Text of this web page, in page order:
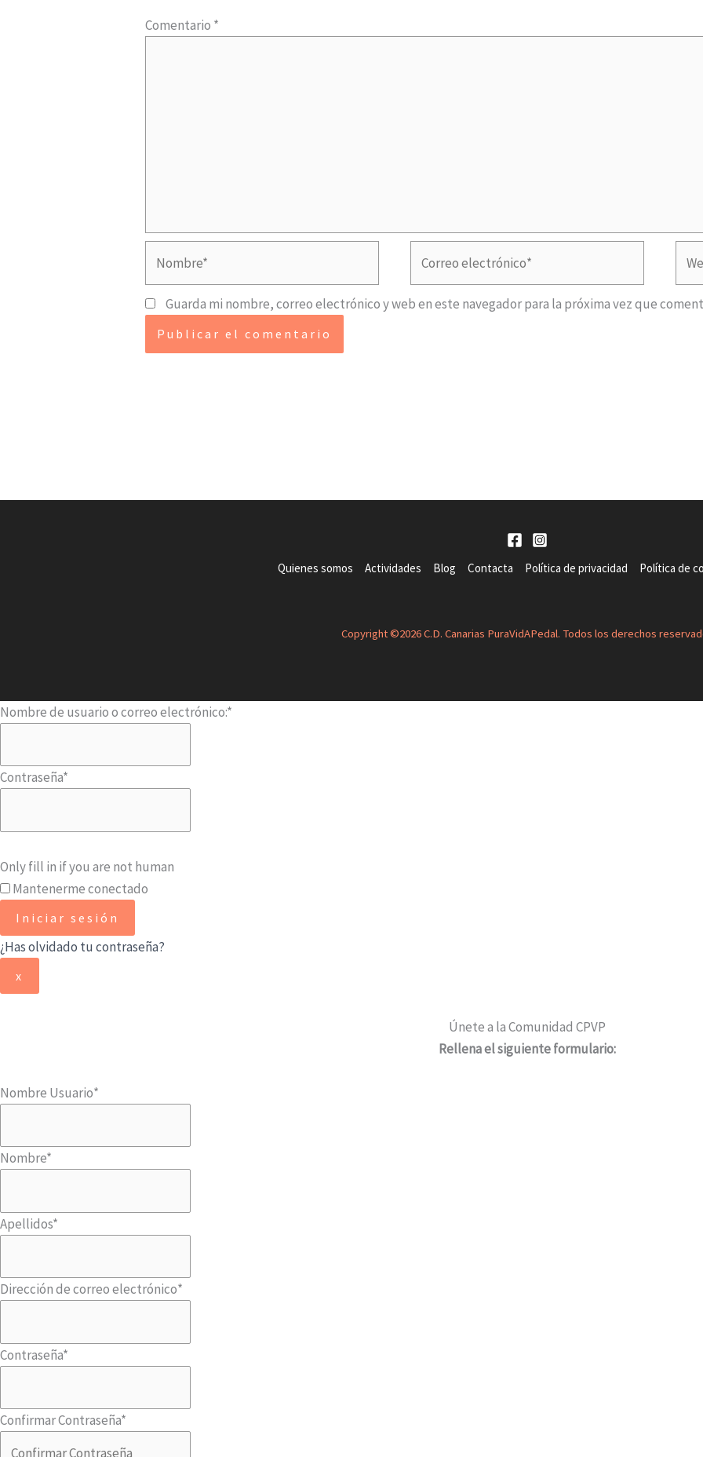
t
Comentario *
electrónico*
Guarda mi nombre, correo electrónico y web en este navegador para la próxima vez que
Quienes somos Actividades Blog Contacta Política de privacidad Política de
Copyright ©2026 C.D. Canarias PuraVidAPedal. Todos los derechos
Nombre de usuario o correo electrónico:*
Contraseña*
Only fill in if you are not human
Mantenerme conectado
¿Has olvidado tu contraseña?
x
Únete a la Comunidad CPVP
Rellena el siguiente formulario:
Nombre Usuario*
Nombre*
Apellidos*
Dirección de correo electrónico*
Contraseña*
Confirmar Contraseña*